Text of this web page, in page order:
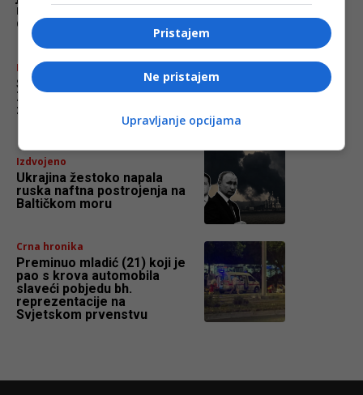
moguće, dao sam i uvijek ću
dati sve od sebe za BiH!”
Izdvojeno
Sarajevo poraženo od
Zrinjskog u generalnoj probi
za Evropu
Izdvojeno
Ukrajina žestoko napala
ruska naftna postrojenja na
Baltičkom moru
Crna hronika
Preminuo mladić (21) koji je
pao s krova automobila
slaveći pobjedu bh.
reprezentacije na
Svjetskom prvenstvu
Pristajem
Ne pristajem
Upravljanje opcijama